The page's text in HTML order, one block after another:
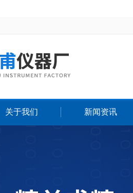
关于我们 新闻资讯